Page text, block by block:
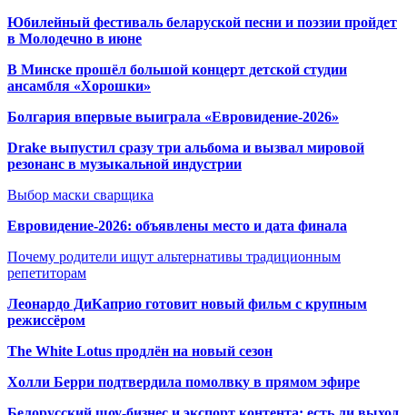
Юбилейный фестиваль беларуской песни и поэзии пройдет
в Молодечно в июне
В Минске прошёл большой концерт детской студии
ансамбля «Хорошки»
Болгария впервые выиграла «Евровидение-2026»
Drake выпустил сразу три альбома и вызвал мировой
резонанс в музыкальной индустрии
Выбор маски сварщика
Евровидение-2026: объявлены место и дата финала
Почему родители ищут альтернативы традиционным
репетиторам
Леонардо ДиКаприо готовит новый фильм с крупным
режиссёром
The White Lotus продлён на новый сезон
Холли Берри подтвердила помолвку в прямом эфире